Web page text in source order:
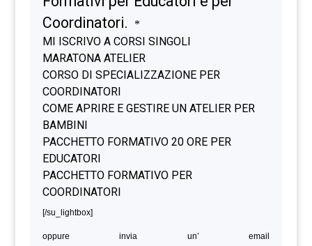
[/su_lightbox]
oppure invia un’ email